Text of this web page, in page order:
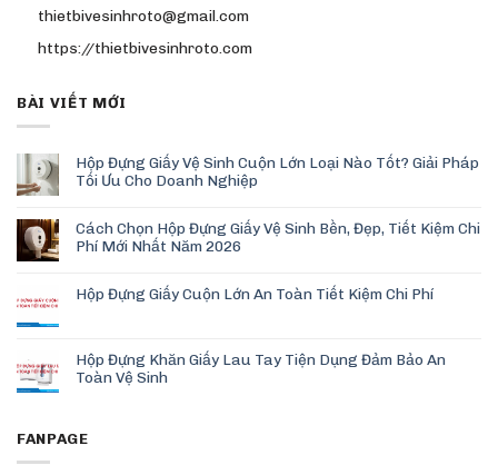
thietbivesinhroto@gmail.com
https://thietbivesinhroto.com
BÀI VIẾT MỚI
Hộp Đựng Giấy Vệ Sinh Cuộn Lớn Loại Nào Tốt? Giải Pháp
Tối Ưu Cho Doanh Nghiệp
Cách Chọn Hộp Đựng Giấy Vệ Sinh Bền, Đẹp, Tiết Kiệm Chi
Phí Mới Nhất Năm 2026
Hộp Đựng Giấy Cuộn Lớn An Toàn Tiết Kiệm Chi Phí
Hộp Đựng Khăn Giấy Lau Tay Tiện Dụng Đảm Bảo An
Toàn Vệ Sinh
FANPAGE